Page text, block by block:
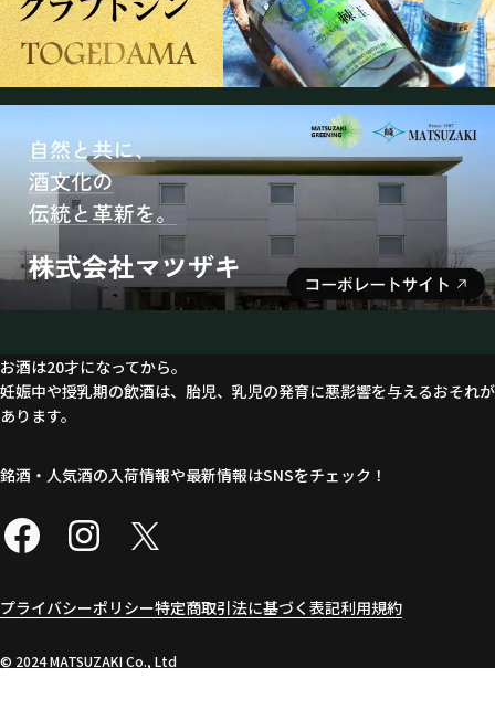
お酒は20才になってから。
妊娠中や授乳期の飲酒は、胎児、乳児の発育に悪影響を与えるおそれが
あります。
プライバシーポリシー特定商取引法に基づく表記利用規約
銘酒・人気酒の入荷情報や最新情報はSNSをチェック！
©︎ 2024 MATSUZAKI Co., Ltd